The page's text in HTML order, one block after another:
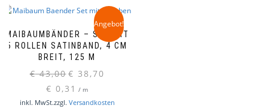
MAIBAUMBÄNDER – SET MIT
5 ROLLEN SATINBAND, 4 CM
BREIT, 125 M
Angebot!
€43,00 Ursprünglicher
Preis
€ 38,70
€ 0,31 / m
inkl. MwSt.zzgl. Versandkosten